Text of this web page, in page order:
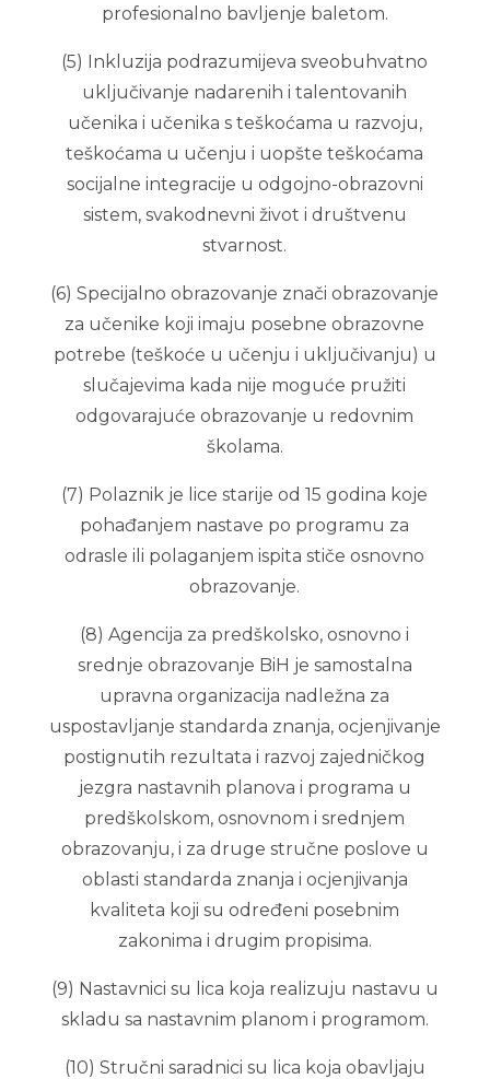
profesionalno bavljenje baletom.
(5) Inkluzija podrazumijeva sveobuhvatno
uključivanje nadarenih i talentovanih
učenika i učenika s teškoćama u razvoju,
teškoćama u učenju i uopšte teškoćama
socijalne integracije u odgojno-obrazovni
sistem, svakodnevni život i društvenu
stvarnost.
(6) Specijalno obrazovanje znači obrazovanje
za učenike koji imaju posebne obrazovne
potrebe (teškoće u učenju i uključivanju) u
slučajevima kada nije moguće pružiti
odgovarajuće obrazovanje u redovnim
školama.
(7) Polaznik je lice starije od 15 godina koje
pohađanjem nastave po programu za
odrasle ili polaganjem ispita stiče osnovno
obrazovanje.
(8) Agencija za predškolsko, osnovno i
srednje obrazovanje BiH je samostalna
upravna organizacija nadležna za
uspostavljanje standarda znanja, ocjenjivanje
postignutih rezultata i razvoj zajedničkog
jezgra nastavnih planova i programa u
predškolskom, osnovnom i srednjem
obrazovanju, i za druge stručne poslove u
oblasti standarda znanja i ocjenjivanja
kvaliteta koji su određeni posebnim
zakonima i drugim propisima.
(9) Nastavnici su lica koja realizuju nastavu u
skladu sa nastavnim planom i programom.
(10) Stručni saradnici su lica koja obavljaju